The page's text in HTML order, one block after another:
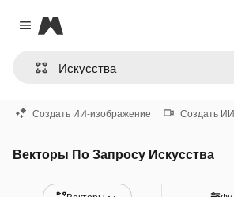
Close menu
Magnific
Создать ИИ-изображение Создать
Векторы По Запросу Искусства